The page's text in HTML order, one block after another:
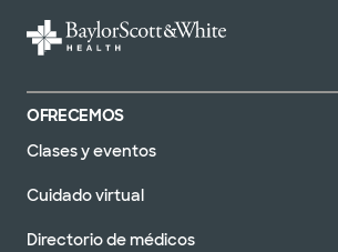
OFRECEMOS
Clases y eventos
Cuidado virtual
Directorio de médicos